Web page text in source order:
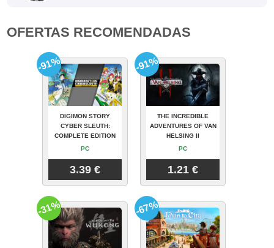
OFERTAS RECOMENDADAS
DIGIMON STORY
CYBER SLEUTH:
COMPLETE EDITION
PC
3.39 €
-91%
THE INCREDIBLE
ADVENTURES OF VAN
HELSING II
PC
1.21 €
-91%
-31% -67%